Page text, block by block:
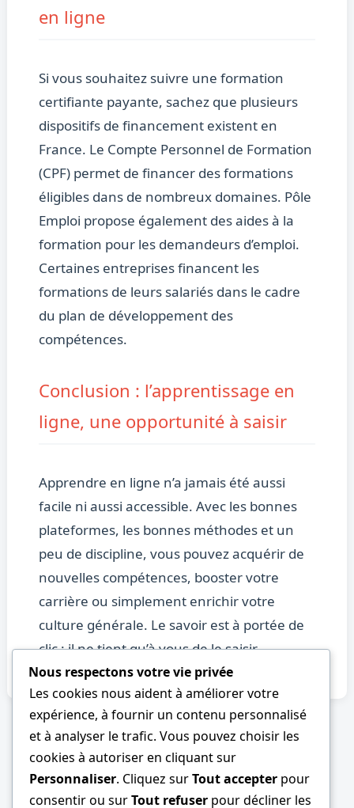
en ligne
Si vous souhaitez suivre une formation
certifiante payante, sachez que plusieurs
dispositifs de financement existent en
France. Le Compte Personnel de Formation
(CPF) permet de financer des formations
éligibles dans de nombreux domaines. Pôle
Emploi propose également des aides à la
formation pour les demandeurs d’emploi.
Certaines entreprises financent les
formations de leurs salariés dans le cadre
du plan de développement des
compétences.
Conclusion : l’apprentissage en
ligne, une opportunité à saisir
Apprendre en ligne n’a jamais été aussi
facile ni aussi accessible. Avec les bonnes
plateformes, les bonnes méthodes et un
peu de discipline, vous pouvez acquérir de
nouvelles compétences, booster votre
carrière ou simplement enrichir votre
culture générale. Le savoir est à portée de
clic : il ne tient qu’à vous de le saisir.
PRÉCÉDENT SUIVANT
Nous respectons votre vie privée
Les cookies nous aident à améliorer votre
expérience, à fournir un contenu personnalisé
et à analyser le trafic. Vous pouvez choisir les
cookies à autoriser en cliquant sur
Personnaliser. Cliquez surTout accepter pour
consentir ou surTout refuser pour décliner les